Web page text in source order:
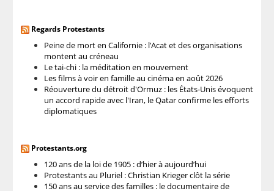
Regards Protestants
Peine de mort en Californie : l’Acat et des organisations
montent au créneau
Le tai-chi : la méditation en mouvement
Les films à voir en famille au cinéma en août 2026
Réouverture du détroit d'Ormuz : les États-Unis évoquent
un accord rapide avec l'Iran, le Qatar confirme les efforts
diplomatiques
Protestants.org
120 ans de la loi de 1905 : d’hier à aujourd’hui
Protestants au Pluriel : Christian Krieger clôt la série
150 ans au service des familles : le documentaire de